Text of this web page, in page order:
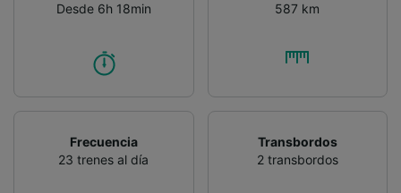
Desde 6h 18min
587 km
Frecuencia
23 trenes al día
Transbordos
2 transbordos